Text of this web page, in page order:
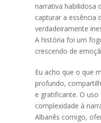
narrativa habilidosa
capturar a essência
verdadeiramente
A história foi um
crescendo de
Eu acho que o que
profundo,
e gratificante. O
complexidade à
Albanês comigo,